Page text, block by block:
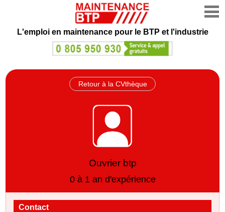
L'emploi en maintenance pour le BTP et l'industrie
Retour à la CVthèque
Ouvrier btp
0 à 1 an d'expérience
Contact